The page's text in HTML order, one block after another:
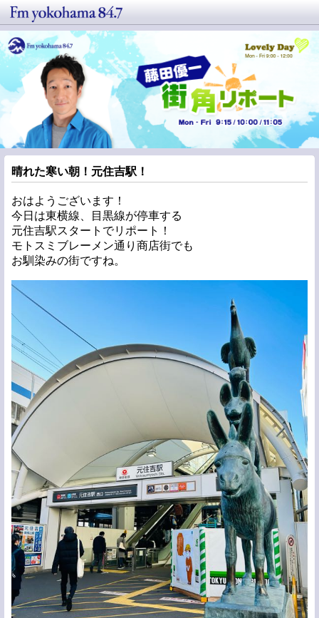
晴れた寒い朝！元住吉駅！
おはようございます！
今日は東横線、目黒線が停車する
元住吉駅スタートでリポート！
モトスミブレーメン通り商店街でも
お馴染みの街ですね。